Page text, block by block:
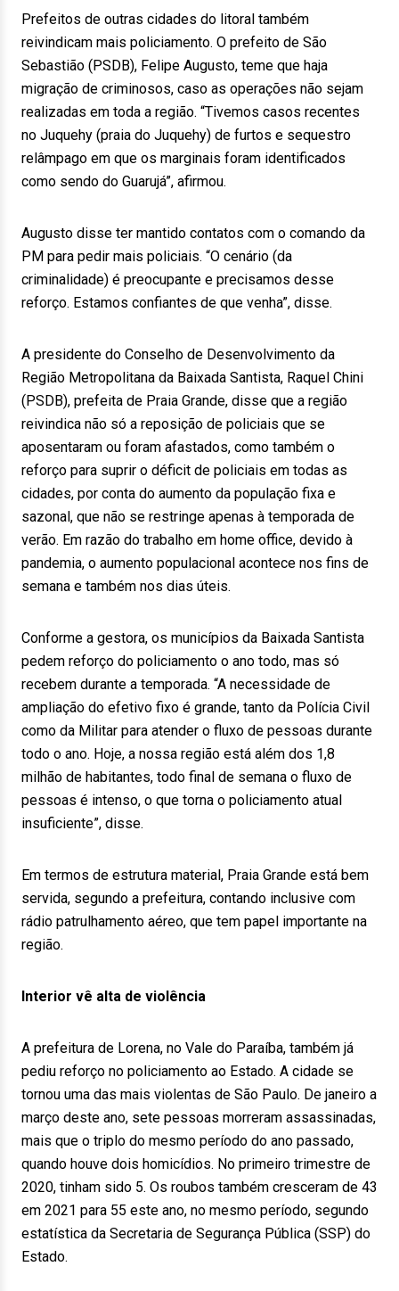
Prefeitos de outras cidades do litoral também
reivindicam mais policiamento. O prefeito de São
Sebastião (PSDB), Felipe Augusto, teme que haja
migração de criminosos, caso as operações não sejam
realizadas em toda a região. “Tivemos casos recentes
no Juquehy (praia do Juquehy) de furtos e sequestro
relâmpago em que os marginais foram identificados
como sendo do Guarujá”, afirmou.
Augusto disse ter mantido contatos com o comando da
PM para pedir mais policiais. “O cenário (da
criminalidade) é preocupante e precisamos desse
reforço. Estamos confiantes de que venha”, disse.
A presidente do Conselho de Desenvolvimento da
Região Metropolitana da Baixada Santista, Raquel Chini
(PSDB), prefeita de Praia Grande, disse que a região
reivindica não só a reposição de policiais que se
aposentaram ou foram afastados, como também o
reforço para suprir o déficit de policiais em todas as
cidades, por conta do aumento da população fixa e
sazonal, que não se restringe apenas à temporada de
verão. Em razão do trabalho em home office, devido à
pandemia, o aumento populacional acontece nos fins de
semana e também nos dias úteis.
Conforme a gestora, os municípios da Baixada Santista
pedem reforço do policiamento o ano todo, mas só
recebem durante a temporada. “A necessidade de
ampliação do efetivo fixo é grande, tanto da Polícia Civil
como da Militar para atender o fluxo de pessoas durante
todo o ano. Hoje, a nossa região está além dos 1,8
milhão de habitantes, todo final de semana o fluxo de
pessoas é intenso, o que torna o policiamento atual
insuficiente”, disse.
Em termos de estrutura material, Praia Grande está bem
servida, segundo a prefeitura, contando inclusive com
rádio patrulhamento aéreo, que tem papel importante na
região.
Interior vê alta de violência
A prefeitura de Lorena, no Vale do Paraíba, também já
pediu reforço no policiamento ao Estado. A cidade se
tornou uma das mais violentas de São Paulo. De janeiro a
março deste ano, sete pessoas morreram assassinadas,
mais que o triplo do mesmo período do ano passado,
quando houve dois homicídios. No primeiro trimestre de
2020, tinham sido 5. Os roubos também cresceram de 43
em 2021 para 55 este ano, no mesmo período, segundo
estatística da Secretaria de Segurança Pública (SSP) do
Estado.